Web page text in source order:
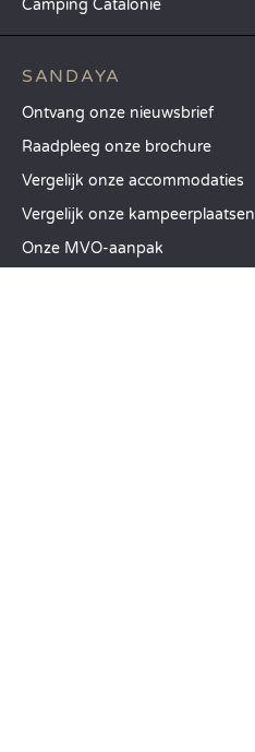
Camping Catalonië
SANDAYA
Ontvang onze nieuwsbrief
Raadpleeg onze brochure
Vergelijk onze accommodaties
Vergelijk onze kampeerplaatsen
Onze MVO-aanpak